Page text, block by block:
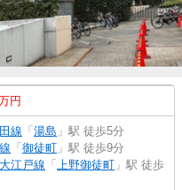
円
線 「 湯島 」駅 徒歩5分
「 御徒町 」駅 徒歩9分
江戸線 「 上野御徒町 」駅 徒歩